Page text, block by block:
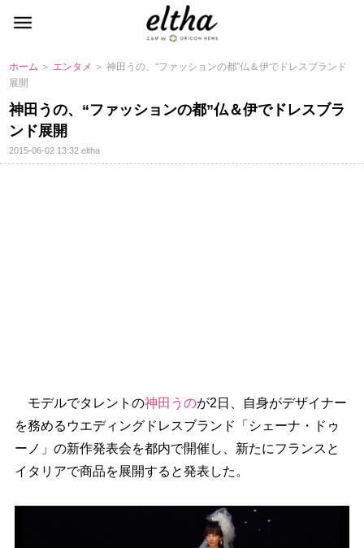
ホーム ＞ エンタメ ＞ 神田うの、“ファッションの都”仏＆伊でドレスブランド
展開
神田うの、“ファッションの都”仏＆伊でドレスブラ
ンド展開
2015-06-02 13:32eltha
モデルでタレントの神田うのが2日、自身がデザイナー
を務めるウエディングドレスブランド「シェーナ・ドゥ
ーノ」の新作発表会を都内で開催し、新たにフランスと
イタリアで商品を展開すると発表した。